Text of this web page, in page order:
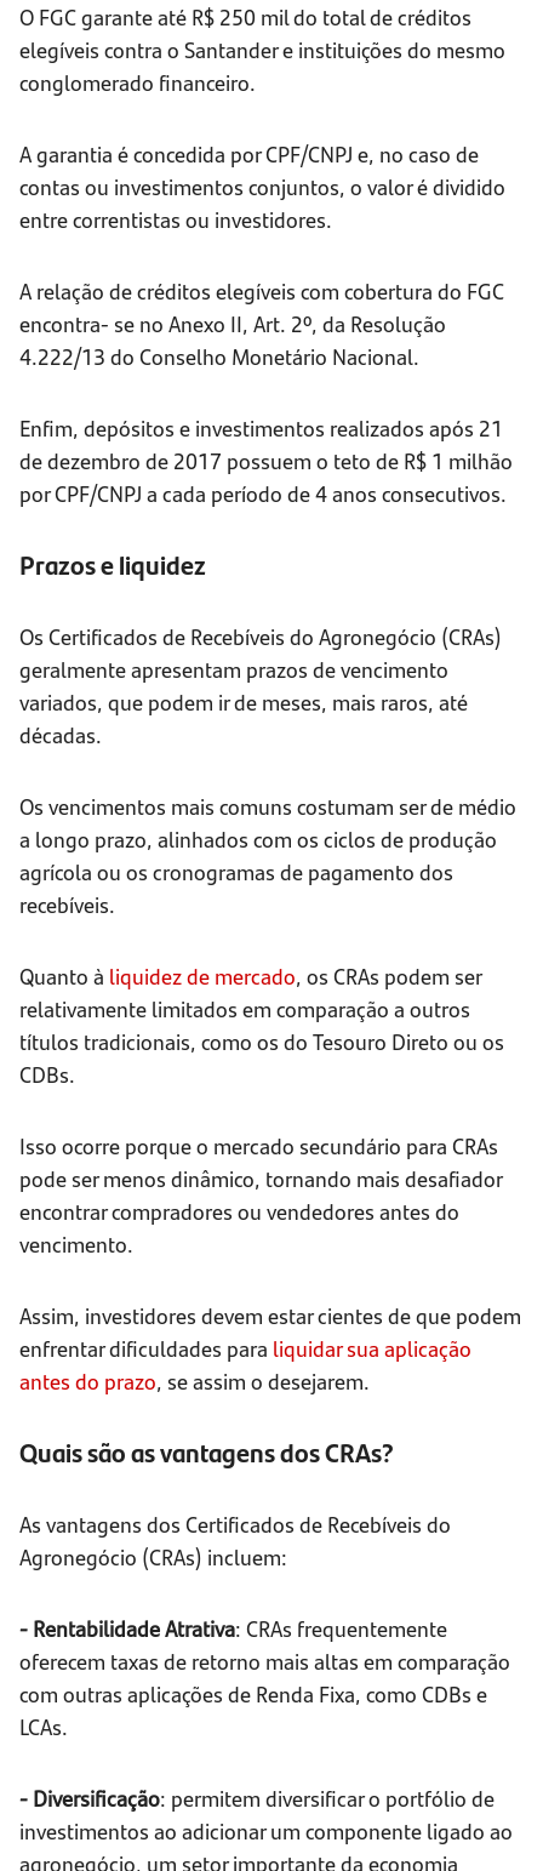
O FGC garante até R$ 250 mil do total de créditos
elegíveis contra o Santander e instituições do mesmo
conglomerado financeiro.
A garantia é concedida por CPF/CNPJ e, no caso de
contas ou investimentos conjuntos, o valor é dividido
entre correntistas ou investidores.
A relação de créditos elegíveis com cobertura do FGC
encontra- se no Anexo II, Art. 2º, da Resolução
4.222/13 do Conselho Monetário Nacional.
Enfim, depósitos e investimentos realizados após 21
de dezembro de 2017 possuem o teto de R$ 1 milhão
por CPF/CNPJ a cada período de 4 anos consecutivos.
Prazos e liquidez
Os Certificados de Recebíveis do Agronegócio (CRAs)
geralmente apresentam prazos de vencimento
variados, que podem ir de meses, mais raros, até
décadas.
Os vencimentos mais comuns costumam ser de médio
a longo prazo, alinhados com os ciclos de produção
agrícola ou os cronogramas de pagamento dos
recebíveis.
Quanto à liquidez de mercado, os CRAs podem ser
relativamente limitados em comparação a outros
títulos tradicionais, como os do Tesouro Direto ou os
CDBs.
Isso ocorre porque o mercado secundário para CRAs
pode ser menos dinâmico, tornando mais desafiador
encontrar compradores ou vendedores antes do
vencimento.
Assim, investidores devem estar cientes de que podem
enfrentar dificuldades para liquidar sua aplicação
antes do prazo, se assim o desejarem.
Quais são as vantagens dos CRAs?
As vantagens dos Certificados de Recebíveis do
Agronegócio (CRAs) incluem:
- Rentabilidade Atrativa: CRAs frequentemente
oferecem taxas de retorno mais altas em comparação
com outras aplicações de Renda Fixa, como CDBs e
LCAs.
- Diversificação: permitem diversificar o portfólio de
investimentos ao adicionar um componente ligado ao
agronegócio, um setor importante da economia